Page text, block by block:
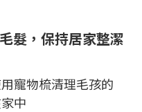
髮，保持居家整潔
寵物梳清理毛孩的
中